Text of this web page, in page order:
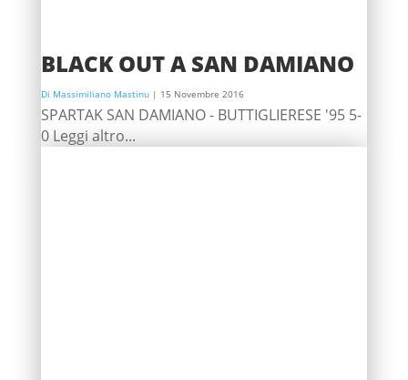
BLACK OUT A SAN DAMIANO
Di Massimiliano Mastinu| 15 Novembre 2016
SPARTAK SAN DAMIANO - BUTTIGLIERESE '95 5-
0 Leggi altro...